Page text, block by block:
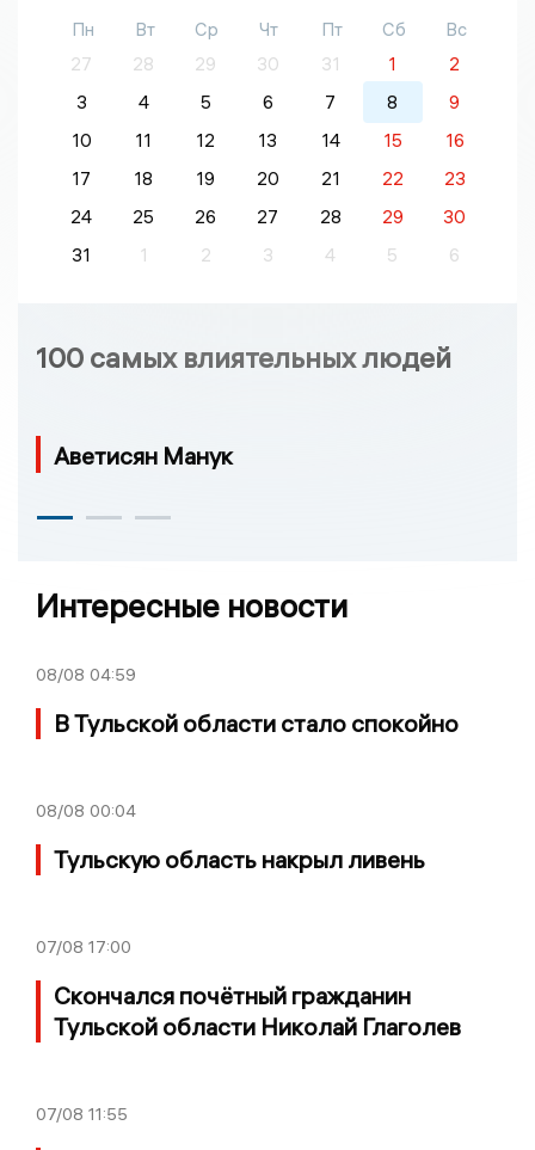
Пн Вт Ср Чт Пт Сб
Вс
27
28 29 30 31 1
2
3
4 5 6 7 8
9
10
11 12 13 14 15
16
17
18 19 20 21 22
23
24
25 26 27 28 29
30
31
1 2 3 4 5 6
100 самых влиятельных людей
Аветисян Манук
Интересные новости
08/08 04:59
В Тульской области стало спокойно
08/08 00:04
Тульскую область накрыл ливень
07/08 17:00
Скончался почётный гражданин
Тульской области Николай Глаголев
07/08 11:55